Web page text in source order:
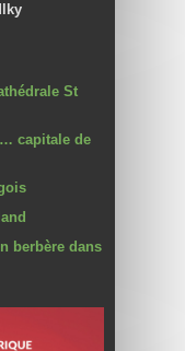
St
capitale de
berbère dans